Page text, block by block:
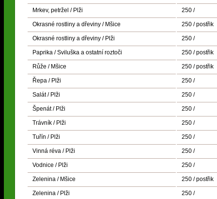
Mrkev, petržel / Plži 250 /
Okrasné rostliny a dřeviny / Mšice 250 / postřik
Okrasné rostliny a dřeviny / Plži 250 /
Paprika / Sviluška a ostatní roztoči 250 / postřik
Růže / Mšice 250 / postřik
Řepa / Plži 250 /
Salát / Plži 250 /
Špenát / Plži 250 /
Trávník / Plži 250 /
Tuřín / Plži 250 /
Vinná réva / Plži 250 /
Vodnice / Plži 250 /
Zelenina / Mšice 250 / postřik
Zelenina / Plži 250 /